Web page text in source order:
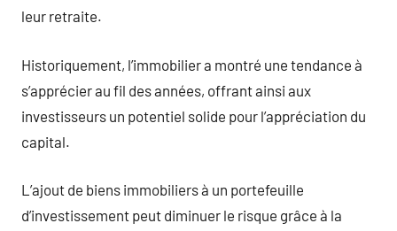
leur retraite.
Historiquement, l’immobilier a montré une tendance à
s’apprécier au fil des années, offrant ainsi aux
investisseurs un potentiel solide pour l’appréciation du
capital.
L’ajout de biens immobiliers à un portefeuille
d’investissement peut diminuer le risque grâce à la